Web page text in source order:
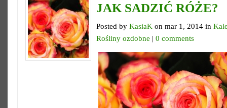
JAK SADZIĆ RÓŻE?
Posted by KasiaK on mar 1, 2014 in
Rośliny ozdobne | 0 comments